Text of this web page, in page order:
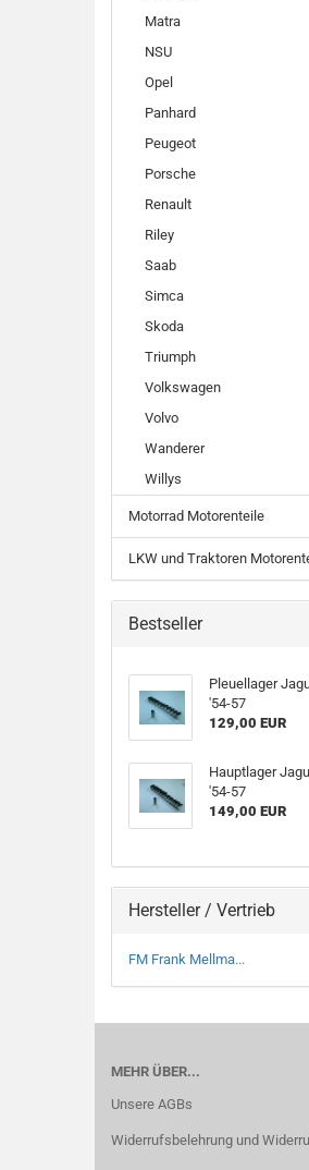
Matra
NSU
Opel
Panhard
Peugeot
Porsche
Renault
Riley
Saab
Simca
Skoda
Triumph
Volkswagen
Volvo
Wanderer
Willys
Motorrad Motorenteile
LKW und Traktoren
Bestseller
Pleuellager
'54-57
129,00 EUR
Hauptlager
'54-57
149,00 EUR
Hersteller / Vertrieb
FM Frank Mellma...
MEHR ÜBER...
Unsere AGBs
Widerrufsbelehrung und